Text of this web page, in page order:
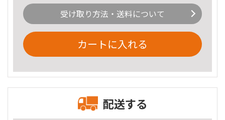
受け取り方法・送料について
カートに入れる
配送する